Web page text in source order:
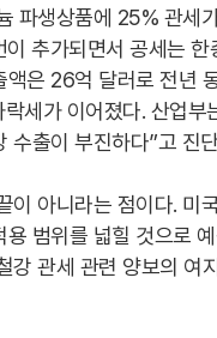
파생상품에 25% 관세
추가되면서 공세는
액은 26억 달러로 전년
세가 이어졌다. 산업부
수출이 부진하다”고 진
이 아니라는 점이다. 미
범위를 넓힐 것으로
강 관세 관련 양보의 여